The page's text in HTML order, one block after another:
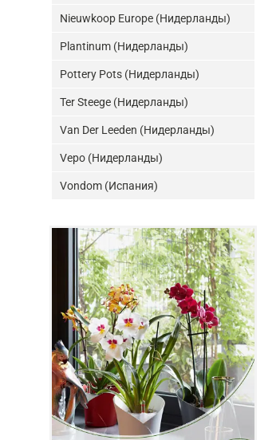
Nieuwkoop Europe (Нидерланды)
Plantinum (Нидерланды)
Pottery Pots (Нидерланды)
Ter Steege (Нидерланды)
Van Der Leeden (Нидерланды)
Vepo (Нидерланды)
Vondom (Испания)